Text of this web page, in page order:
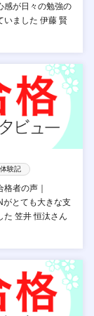
感が日々の勉強の
いました 伊藤 賢
験記
格者の声｜
がとても大きな支
た 笠井 恒汰さん